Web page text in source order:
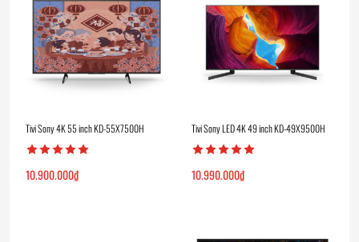
Tivi Sony 4K 55 inch KD-55X7500H
10.900.000₫
Tivi Sony LED 4K 49 inch KD-49X9500H
10.990.000₫